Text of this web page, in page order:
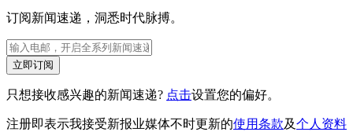
订阅新闻速递，洞悉时代脉搏。
立即订阅
只想接收感兴趣的新闻速递? 点击设置您的偏好。
注册即表示我接受新报业媒体不时更新的使用条款及个人资料